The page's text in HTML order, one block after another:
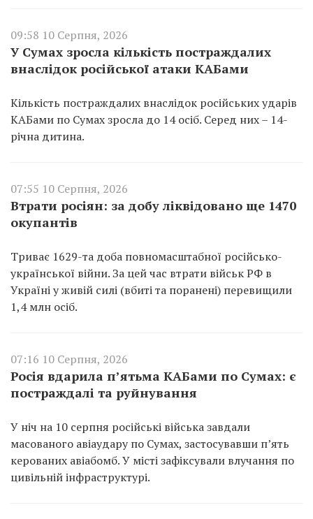
09:58 10 Серпня, 2026
У Сумах зросла кількість постраждалих
внаслідок російської атаки КАБами
Кількість постраждалих внаслідок російських ударів
КАБами по Сумах зросла до 14 осіб. Серед них – 14-
річна дитина.
07:55 10 Серпня, 2026
Втрати росіян: за добу ліквідовано ще 1470
окупантів
Триває 1629-та доба повномасштабної російсько-
української війни. За цей час втрати військ РФ в
Україні у живій силі (вбиті та поранені) перевищили
1,4 млн осіб.
07:16 10 Серпня, 2026
Росія вдарила п’ятьма КАБами по Сумах: є
постраждалі та руйнування
У ніч на 10 серпня російські війська завдали
масованого авіаудару по Сумах, застосувавши п’ять
керованих авіабомб. У місті зафіксували влучання по
цивільній інфраструктурі.